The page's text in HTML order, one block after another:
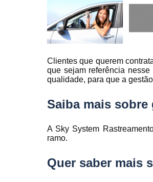
Clientes que querem
que sejam referência
qualidade, para que a
Saiba mais
A Sky System
ramo.
Quer saber mais